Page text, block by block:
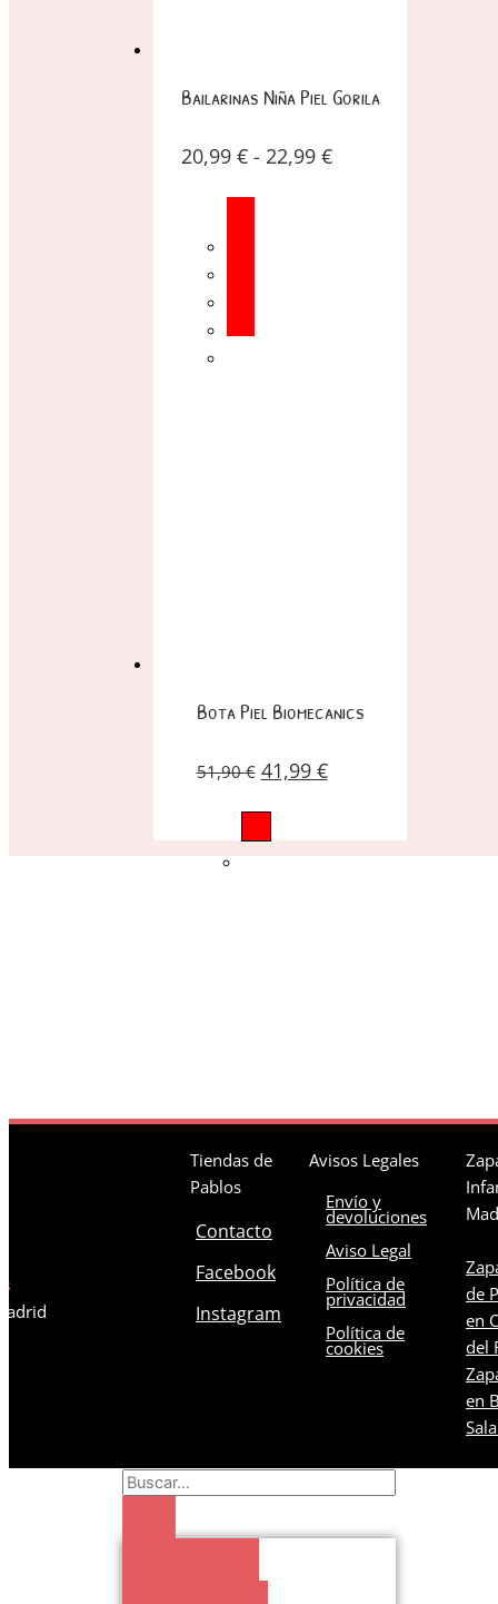
Bailarinas Niña Piel Gorila
20,99 € - 22,99 €
Bota Piel Biomecanics
51,90€ 41,99 €
Tiendas de
Pablos
Contacto
Facebook
Instagram
Avisos Legales
Envío y
devoluciones
Aviso Legal
Política de
privacidad
Política de
cookies
de
en
del
en
Search